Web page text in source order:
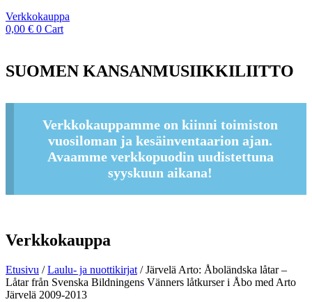
Verkkokauppa
0,00 € 0 Cart
SUOMEN KANSANMUSIIKKILIITTO
Verkkokauppamme on kiinni toimiston
vuosiloman ja kesäinventaarion ajan.
Avaamme verkkopuodin uudistettuna
syyskuun aikana!
Verkkokauppa
Etusivu /Laulu- ja nuottikirjat / Järvelä Arto: Åboländska låtar –
Låtar från Svenska Bildningens Vänners låtkurser i Åbo med Arto
Järvelä 2009-2013